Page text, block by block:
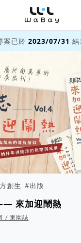
WaBay 挖貝 |
集資 / 群眾募資平
案已於2023/07/31 結
創生 #出版
來加迎鬧熱
/ 東園誌